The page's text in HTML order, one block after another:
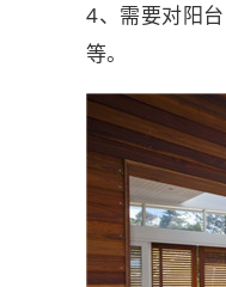
4、需要对阳
等。